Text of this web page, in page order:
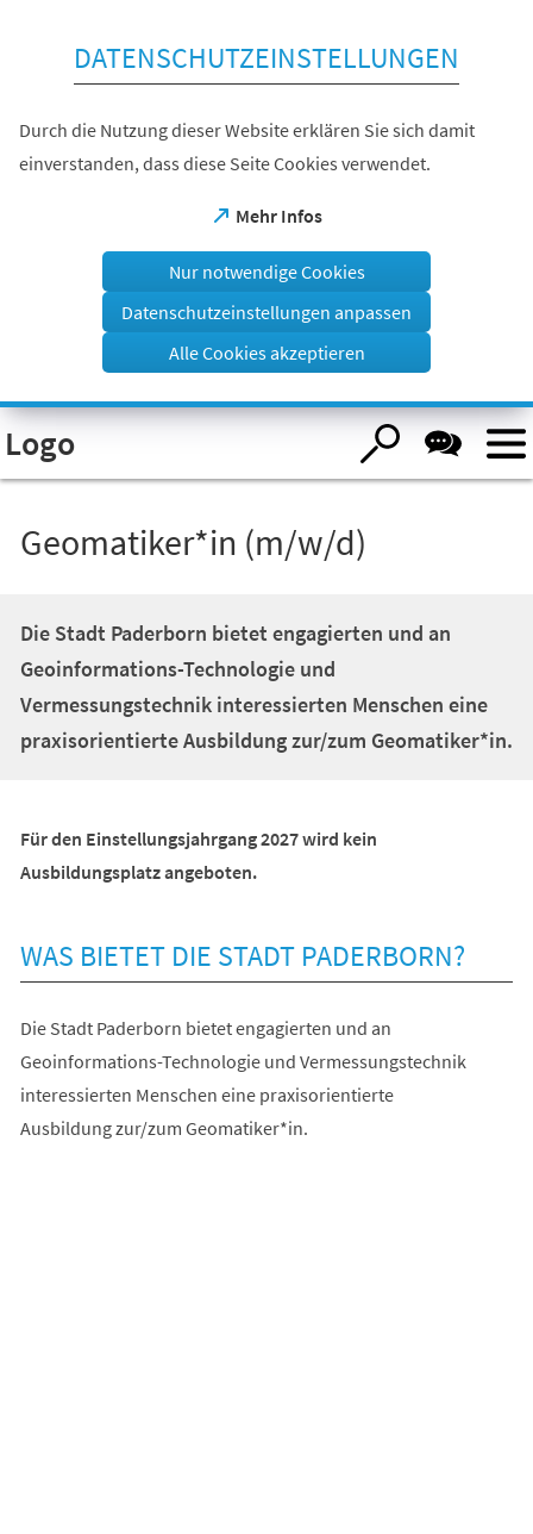
Visuelle
Assistenzsoftware
öffnen.
DATENSCHUTZEINSTELLUNGEN
Durch die Nutzung dieser Website erklären Sie sich damit
einverstanden, dass diese Seite Cookies verwendet.
Mehr Infos
(Öffnet
einem
Tab)
Nur notwendige Cookies
Datenschutzeinstellungen anpassen
Alle Cookies akzeptieren
Logo
Geomatiker*in (m/w/d)
Die Stadt Paderborn bietet engagierten und an
Geoinformations-Technologie und
Vermessungstechnik interessierten Menschen eine
praxisorientierte Ausbildung zur/zum Geomatiker*in.
Für den Einstellungsjahrgang 2027 wird kein
Ausbildungsplatz angeboten.
WAS BIETET DIE STADT PADERBORN?
Die Stadt Paderborn bietet engagierten und an
Geoinformations-Technologie und Vermessungstechnik
interessierten Menschen eine praxisorientierte
Ausbildung zur/zum Geomatiker*in.